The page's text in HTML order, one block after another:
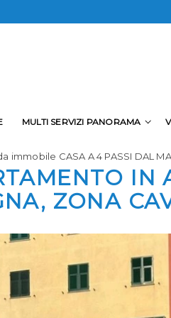
MULTI SERVIZI PANORAMA
immobile CASA A 4 PASSI DAL
IN
ZONA
*Il
*La
*La